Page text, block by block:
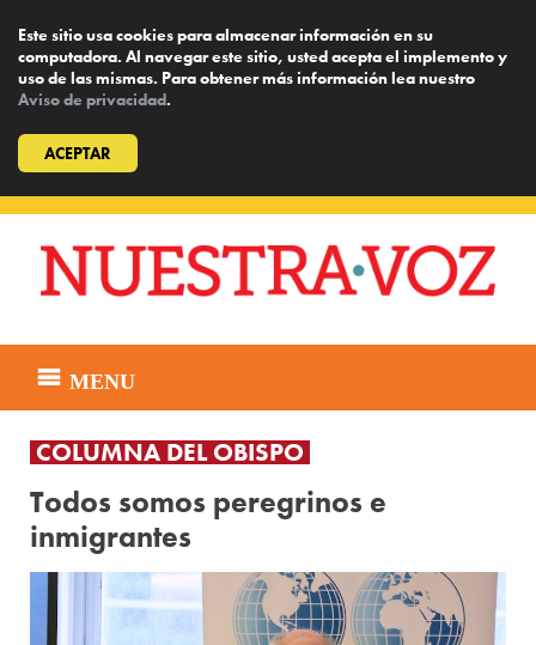
Este sitio usa cookies para almacenar información en su
computadora. Al navegar este sitio, usted acepta el implemento y
uso de las mismas. Para obtener más información lea nuestro
Aviso de privacidad.
ACEPTAR
content
MENU
COLUMNA DEL OBISPO
Todos somos peregrinos e
inmigrantes